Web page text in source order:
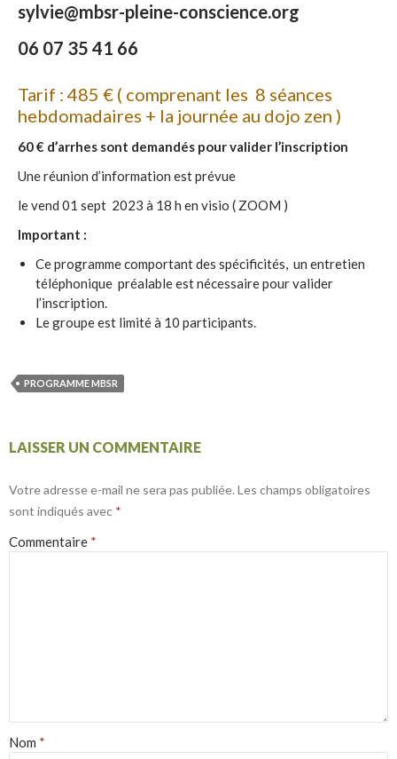
sylvie@mbsr-pleine-conscience.org
06 07 35 41 66
Tarif : 485 € ( comprenant les 8 séances
hebdomadaires + la journée au dojo zen )
60 € d’arrhes sont demandés pour valider l’inscription
Une réunion d’information est prévue
le vend 01 sept 2023 à 18 h en visio ( ZOOM )
Important :
Ce programme comportant des spécificités, un entretien
téléphonique préalable est nécessaire pour valider
l’inscription.
Le groupe est limité à 10 participants.
PROGRAMME MBSR
LAISSER UN COMMENTAIRE
Votre adresse e-mail ne sera pas publiée. Les champs obligatoires
sont indiqués avec *
Commentaire *
Nom *